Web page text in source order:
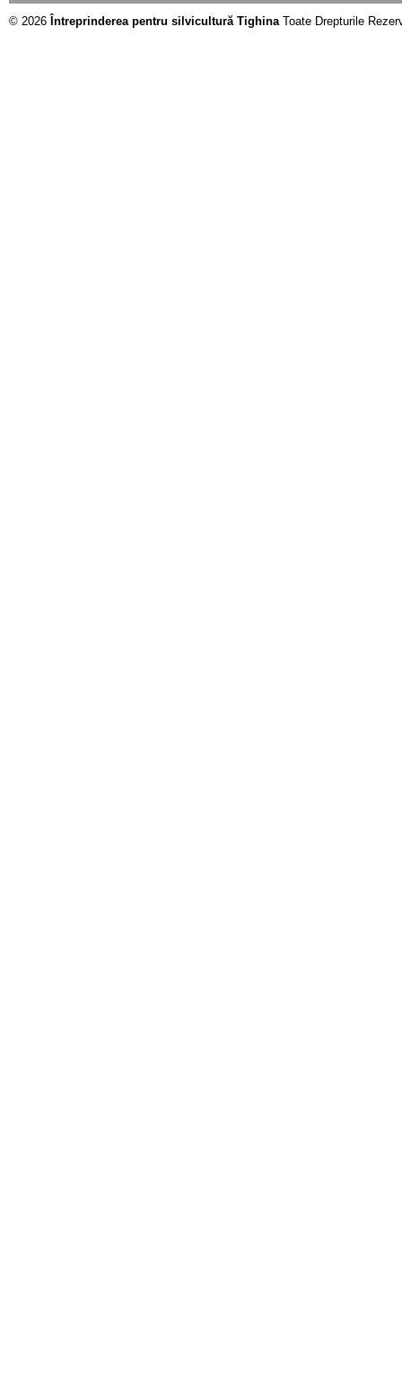
© 2026 Întreprinderea pentru silvicultură TighinaToate Drepturile